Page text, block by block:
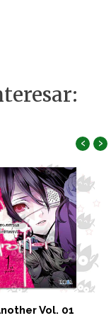
Vol. 01
‹ ›